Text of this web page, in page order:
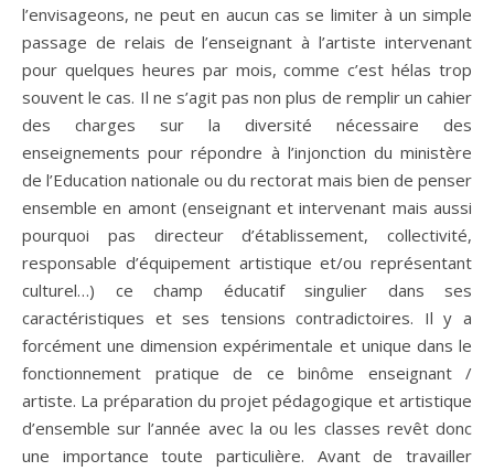
l’envisageons, ne peut en aucun cas se limiter à un simple
passage de relais de l’enseignant à l’artiste intervenant
pour quelques heures par mois, comme c’est hélas trop
souvent le cas. Il ne s’agit pas non plus de remplir un cahier
des charges sur la diversité nécessaire des
enseignements pour répondre à l’injonction du ministère
de l’Education nationale ou du rectorat mais bien de penser
ensemble en amont (enseignant et intervenant mais aussi
pourquoi pas directeur d’établissement, collectivité,
responsable d’équipement artistique et/ou représentant
culturel…) ce champ éducatif singulier dans ses
caractéristiques et ses tensions contradictoires. Il y a
forcément une dimension expérimentale et unique dans le
fonctionnement pratique de ce binôme enseignant /
artiste. La préparation du projet pédagogique et artistique
d’ensemble sur l’année avec la ou les classes revêt donc
une importance toute particulière. Avant de travailler